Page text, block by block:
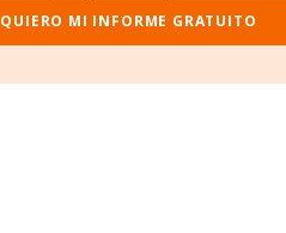
QUIERO MI INFORME GRATUITO